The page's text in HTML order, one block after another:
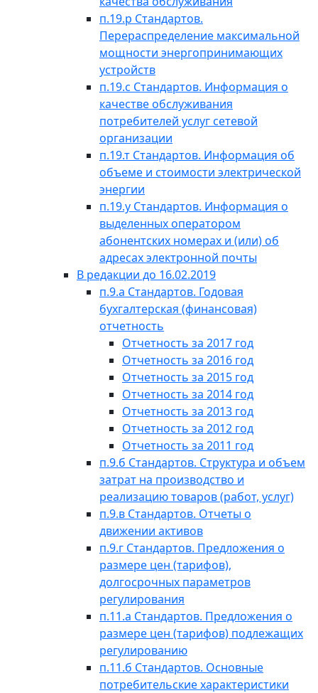
п.19.р Стандартов.
Перераспределение максимальной
мощности энергопринимающих
устройств
п.19.с Стандартов. Информация о
качестве обслуживания
потребителей услуг сетевой
организации
п.19.т Стандартов. Информация об
объеме и стоимости электрической
энергии
п.19.у Стандартов. Информация о
выделенных оператором
абонентских номерах и (или) об
адресах электронной почты
В редакции до 16.02.2019
п.9.а Стандартов. Годовая
бухгалтерская (финансовая)
отчетность
Отчетность за 2017 год
Отчетность за 2016 год
Отчетность за 2015 год
Отчетность за 2014 год
Отчетность за 2013 год
Отчетность за 2012 год
Отчетность за 2011 год
п.9.б Стандартов. Структура и объем
затрат на производство и
реализацию товаров (работ, услуг)
п.9.в Стандартов. Отчеты о
движении активов
п.9.г Стандартов. Предложения о
размере цен (тарифов),
долгосрочных параметров
регулирования
п.11.а Стандартов. Предложения о
размере цен (тарифов) подлежащих
регулированию
п.11.б Стандартов. Основные
потребительские характеристики